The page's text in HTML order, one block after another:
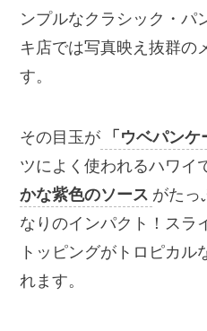
ンプルなクラシック・パ
キ店では写真映え抜群の
す。
その目玉が 「ウベパンケ
ツによく使われるハワイ
かな紫色のソース がたっ
なりのインパクト！スラ
トッピングがトロピカル
れます。